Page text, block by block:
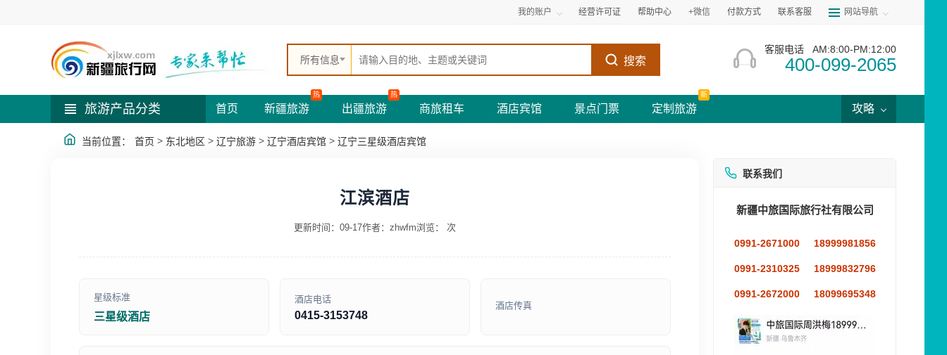
我的账户 经营许可证 帮助中心 +微信 付款方式 联系客服 网站导航
所有信息 搜索
客服电话 AM:8:00-PM:12:00
400-099-2065
旅游产品分类 首页 新疆旅游
热
出疆旅游
热
商旅租车 酒店宾馆 景点门票 定制旅游
新
攻略
当前位置： 首页 > 东北地区 > 辽宁旅游 > 辽宁酒店宾馆 > 辽宁三星级酒店宾馆
江滨酒店
更新时间：09-17作者：zhwfm浏览： 次
星级标准
三星级酒店
酒店电话
0415-3153748
酒店传真
联系我们
新疆中旅国际旅行社有限公司
0991-2671000 18999981856
0991-2310325 18999832796
0991-2672000 18099695348